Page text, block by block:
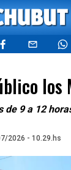
los
de 9 a 12
2026 - 10.29.hs